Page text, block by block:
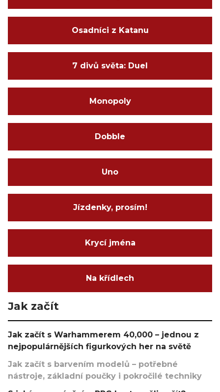
Osadníci z Katanu
7 divů světa: Duel
Monopoly
Dobble
Uno
Jízdenky, prosím!
Krycí jména
Na křídlech
Jak začít
Jak začít s Warhammerem 40,000 – jednou z
nejpopulárnějších figurkových her na světě
Jak začít s barvením modelů – potřebné
nástroje, základní poučky i pokročilé techniky